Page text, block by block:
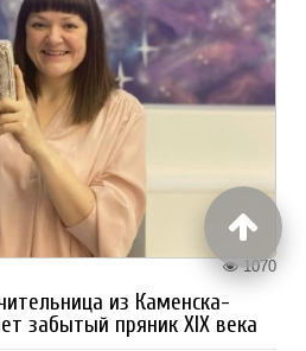
1070
из Каменска-
забытый пряник XIX века